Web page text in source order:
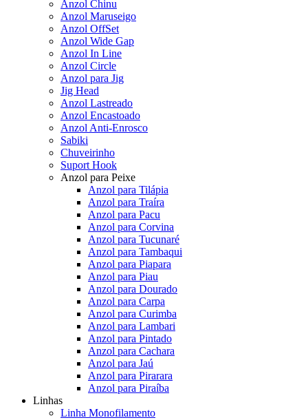
Anzol Chinu
Anzol Maruseigo
Anzol OffSet
Anzol Wide Gap
Anzol In Line
Anzol Circle
Anzol para Jig
Jig Head
Anzol Lastreado
Anzol Encastoado
Anzol Anti-Enrosco
Sabiki
Chuveirinho
Suport Hook
Anzol para Peixe
Anzol para Tilápia
Anzol para Traíra
Anzol para Pacu
Anzol para Corvina
Anzol para Tucunaré
Anzol para Tambaqui
Anzol para Piapara
Anzol para Piau
Anzol para Dourado
Anzol para Carpa
Anzol para Curimba
Anzol para Lambari
Anzol para Pintado
Anzol para Cachara
Anzol para Jaú
Anzol para Pirarara
Anzol para Piraíba
Linhas
Linha Monofilamento